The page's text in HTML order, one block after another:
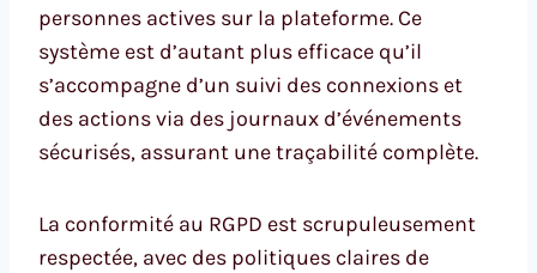
personnes actives sur la plateforme. Ce
système est d’autant plus efficace qu’il
s’accompagne d’un suivi des connexions et
des actions via des journaux d’événements
sécurisés, assurant une traçabilité complète.
La conformité au RGPD est scrupuleusement
respectée, avec des politiques claires de